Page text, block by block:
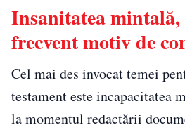
Insanitatea mintală,
frecvent motiv de
Cel mai des invocat temei
testament este incapacitatea
la momentul redactării